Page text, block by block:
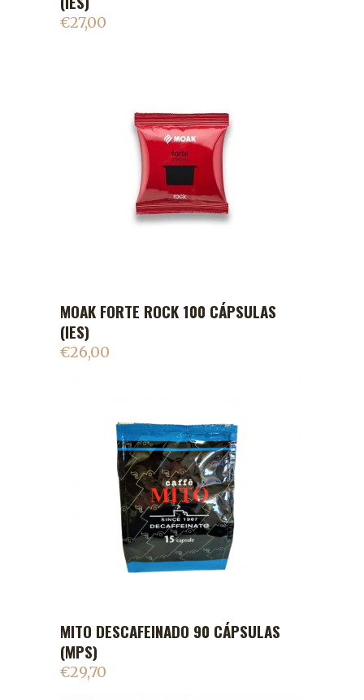
€27,00
ADICIONAR AO CARRINHO
MOAK FORTE ROCK 100 CÁPSULAS
(IES)
€26,00
ADICIONAR AO CARRINHO
MITO DESCAFEINADO 90 CÁPSULAS
(MPS)
€29,70